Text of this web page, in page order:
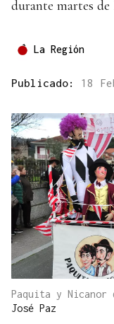
durante martes
La Región
Publicado: 18
Paquita y
José Paz